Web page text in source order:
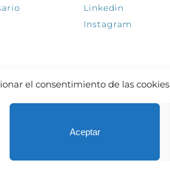
el consentimiento de las cookies
Aceptar
Linkedin
Instagram